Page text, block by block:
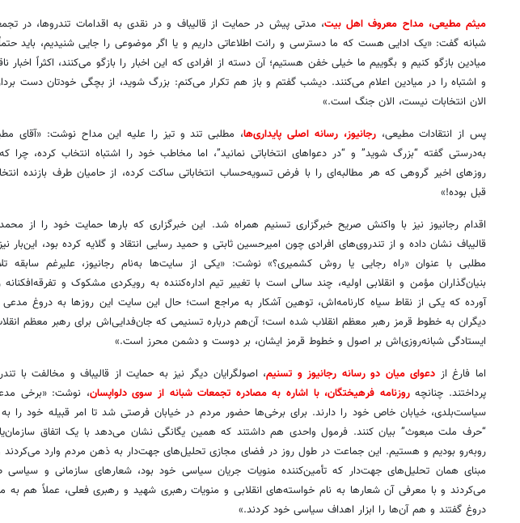
میثم مطیعی، مداح معروف اهل بیت، مدتی پیش در حمایت از قالیباف و در نقدی به اقدامات تندروها، در
شبانه گفت: «یک ادایی هست که ما دسترسی و رانت اطلاعاتی داریم و یا اگر موضوعی را جایی شنیدیم، باید
میادین بازگو کنیم و بگوییم ما خیلی خفن هستیم؛ آن دسته از افرادی که این اخبار را بازگو می‌کنند، اکثراً اخبار
و اشتباه را در میادین اعلام می‌کنند. دیشب گفتم و باز هم تکرار می‌کنم: بزرگ شوید، از بچگی خودتان دست
الان انتخابات نیست، الان جنگ است.»
پس از انتقادات مطیعی،رجانیوز، رسانه اصلی پایداری‌ها، مطلبی تند و تیز را علیه این مداح نوشت: «آقای
به‌درستی گفته “بزرگ شوید” و “در دعواهای انتخاباتی نمانید”، اما مخاطب خود را اشتباه انتخاب کرده، چرا
روزهای اخیر گروهی که هر مطالبه‌ای را با فرض تسویه‌حساب انتخاباتی ساکت کرده، از حامیان طرف بازنده
قبل بوده!»
اقدام رجانیوز نیز با واکنش صریح خبرگزاری تسنیم همراه شد. این خبرگزاری که بارها حمایت خود را از
قالیباف نشان داده و از تندروی‌های افرادی چون امیرحسین ثابتی و حمید رسایی انتقاد و گلایه کرده بود، این‌بار
مطلبی با عنوان «راه رجایی یا روش کشمیری؟» نوشت: «یکی از سایت‌ها به‌نام رجانیوز، علیرغم سابقه
بنیان‌گذاران مؤمن و انقلابی اولیه، چند سالی است با تغییر تیم اداره‌کننده به رویکردی مشکوک و
آورده که یکی از نقاط سیاه کارنامه‌اش، توهین آشکار به مراجع است؛ حال این سایت این روزها به دروغ مدعی
دیگران به خطوط قرمز رهبر معظم انقلاب شده است؛ آن‌هم درباره تسنیمی که جان‌فدایی‌اش برای رهبر معظم
ایستادگی شبانه‌روزی‌اش بر اصول و خطوط قرمز ایشان، بر دوست و دشمن محرز است.»
اما فارغ از دعوای میان دو رسانه رجانیوز و تسنیم، اصولگرایان دیگر نیز به حمایت از قالیباف و مخالفت با
پرداختند. چنانچهروزنامه فرهیختگان، با اشاره به مصادره تجمعات شبانه از سوی دلواپسان، نوشت: «برخی
سیاست‌بلدی، خیابان خاص خود را دارند. برای برخی‌ها حضور مردم در خیابان فرصتی شد تا امر قبیله خود را به
“حرف ملت مبعوث” بیان کنند. فرمول واحدی هم داشتند که همین یگانگی نشان می‌دهد با یک اتفاق
روبه‌رو بودیم و هستیم. این جماعت در طول روز در فضای مجازی تحلیل‌های جهت‌دار به ذهن مردم وارد می‌کردند
مبنای همان تحلیل‌های جهت‌دار که تأمین‌کننده منویات جریان سیاسی خود بود، شعارهای سازمانی و سیاسی
می‌کردند و با معرفی آن شعارها به نام خواسته‌های انقلابی و منویات رهبری شهید و رهبری فعلی، عملاً هم به
دروغ گفتند و هم آن‌ها را ابزار اهداف سیاسی خود کردند.»